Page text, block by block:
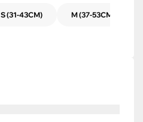
S (31-43СМ) M (37-53СМ)